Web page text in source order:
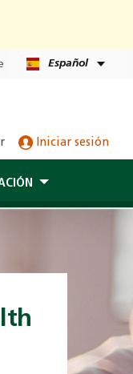
Español
Iniciar sesión